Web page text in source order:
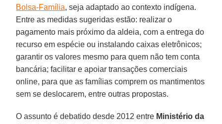
Bolsa-Família, seja adaptado ao contexto indígena.
Entre as medidas sugeridas estão: realizar o
pagamento mais próximo da aldeia, com a entrega do
recurso em espécie ou instalando caixas eletrônicos;
garantir os valores mesmo para quem não tem conta
bancária; facilitar e apoiar transações comerciais
online, para que as famílias comprem os mantimentos
sem se deslocarem, entre outras propostas.
O assunto é debatido desde 2012 entre Ministério da